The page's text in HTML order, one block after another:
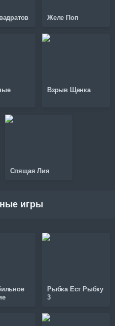
Желе Поп
Взрыв Щенка
Спящая Лия
игры
Рыбка Ест Рыбку
3